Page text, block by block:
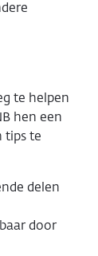
te helpen
hen een
tips te
delen
door